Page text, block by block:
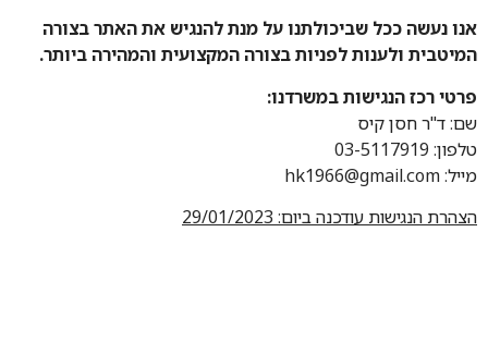
אנו נעשה ככל שביכולתנו על מנת להנגיש את האתר בצורה
המיטבית ולענות לפניות בצורה המקצועית והמהירה ביותר.
פרטי רכז הנגישות במשרדנו:
שם: ד"ר חסן קיס
טלפון: 03-5117919
מייל: hk1966@gmail.com
הצהרת הנגישות עודכנה ביום: 29/01/2023